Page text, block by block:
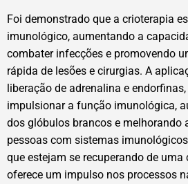
Foi demonstrado que a crioterapia
imunológico, aumentando a
combater infecções e promovendo
rápida de lesões e cirurgias. A
liberação de adrenalina e
impulsionar a função imunológica,
dos glóbulos brancos e melhorando
pessoas com sistemas
que estejam se recuperando de uma
oferece um impulso nos processos